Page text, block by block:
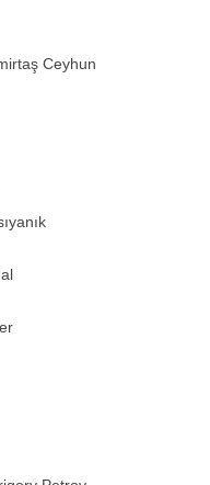
Ceyhun